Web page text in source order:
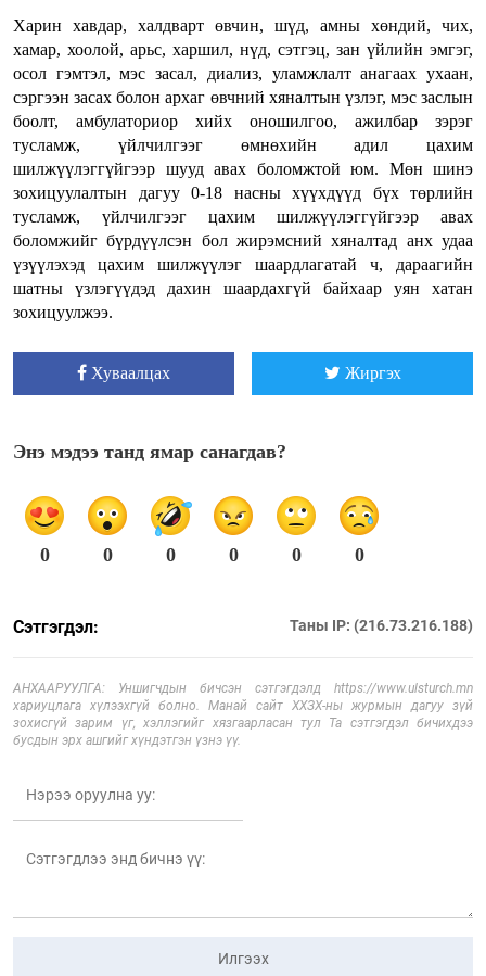
Харин хавдар, халдварт өвчин, шүд, амны хөндий, чих,
хамар, хоолой, арьс, харшил, нүд, сэтгэц, зан үйлийн эмгэг,
осол гэмтэл, мэс засал, диализ, уламжлалт анагаах ухаан,
сэргээн засах болон архаг өвчний хяналтын үзлэг, мэс заслын
боолт, амбулаториор хийх оношилгоо, ажилбар зэрэг
тусламж, үйлчилгээг өмнөхийн адил цахим
шилжүүлэггүйгээр шууд авах боломжтой юм. Мөн шинэ
зохицуулалтын дагуу 0-18 насны хүүхдүүд бүх төрлийн
тусламж, үйлчилгээг цахим шилжүүлэггүйгээр авах
боломжийг бүрдүүлсэн бол жирэмсний хяналтад анх удаа
үзүүлэхэд цахим шилжүүлэг шаардлагатай ч, дараагийн
шатны үзлэгүүдэд дахин шаардахгүй байхаар уян хатан
зохицуулжээ.
Хуваалцах Жиргэх
Энэ мэдээ танд ямар санагдав?
0 0 0 0 0 0
Сэтгэгдэл: Таны IP: (216.73.216.188)
АНХААРУУЛГА: Уншигчдын бичсэн сэтгэгдэлд https://www.ulsturch.mn
хариуцлага хүлээхгүй болно. Манай сайт ХХЗХ-ны журмын дагуу зүй
зохисгүй зарим үг, хэллэгийг хязгаарласан тул Та сэтгэгдэл бичихдээ
бусдын эрх ашгийг хүндэтгэн үзнэ үү.
Илгээх